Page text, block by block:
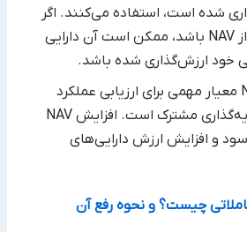
شده است، استفاده می‌کنند. اگر
قیمت بازاری کمتر از NAV باشد، ممکن است آن دارایی
خود ارزش‌گذاری شده باشد.
NAV معیار مهمی برای ارزیابی عملکرد
صندوق‌های سرمایه‌گذاری مشترک است. افزایش NAV
و افزایش ارزش دارایی‌های
چیست؟ و نحوه رفع آن